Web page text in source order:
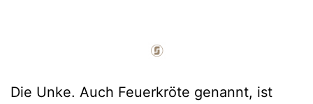
Die Unke. Auch Feuerkröte genannt, ist